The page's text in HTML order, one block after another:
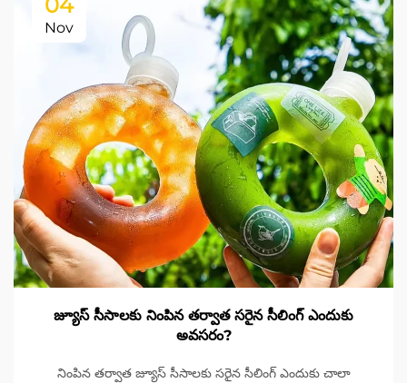
Nov
జ్యూస్ సీసాలకు నింపిన తర్వాత సరైన సీలింగ్ ఎందుకు
అవసరం?
నింపిన తర్వాత జ్యూస్ సీసాలకు సరైన సీలింగ్ ఎందుకు చాలా